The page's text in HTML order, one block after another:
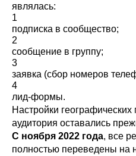
являлась:
1
подписка в сообщество;
2
сообщение в группу;
3
заявка (сбор номеров
4
лид-формы.
Настройки географических
аудитория оставались
С ноября 2022 года, все
полностью переведены на